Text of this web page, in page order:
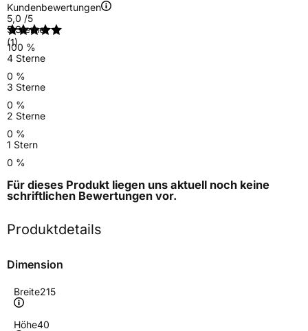
Kundenbewertungen
5,0 /5
(1)
5 Sterne
100 %
4 Sterne
0 %
3 Sterne
0 %
2 Sterne
0 %
1 Stern
0 %
Für dieses Produkt liegen uns aktuell noch keine
schriftlichen Bewertungen vor.
Produktdetails
Dimension
Breite215
Höhe40